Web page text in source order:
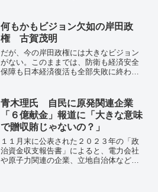
方創生の観点からの施策が盛り込まれて
いるとは言い難い。
何もかもビジョン欠如の岸田政
権 古賀茂明
だが、今の岸田政権には大きなビジョン
がない。このままでは、防衛も経済安全
保障も日本経済復活も全部失敗に終わる
青木理氏 自民に原発関連企業
「６億献金」報道に「大きな意味
で贈収賄じゃないの？」
１１月末に公表された２０２３年の「政
治資金収支報告書」によると、電力会社
や原子力関連の企業、立地自治体などで